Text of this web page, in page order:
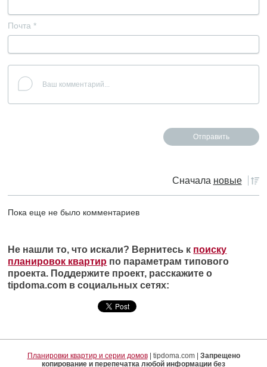
Почта *
Сначала новые
Пока еще не было комментариев
Не нашли то, что искали? Вернитесь к поиску
планировок квартир по параметрам типового
проекта. Поддержите проект, расскажите о
tipdoma.com в социальных сетях:
Планировки квартир и серии домов| tipdoma.com | Запрещено
копирование и перепечатка любой информации без